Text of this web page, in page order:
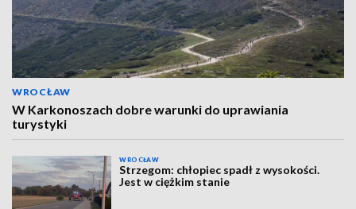
WROCŁAW
W Karkonoszach dobre warunki do uprawiania
turystyki
WROCŁAW
Strzegom: chłopiec spadł z wysokości.
Jest w ciężkim stanie